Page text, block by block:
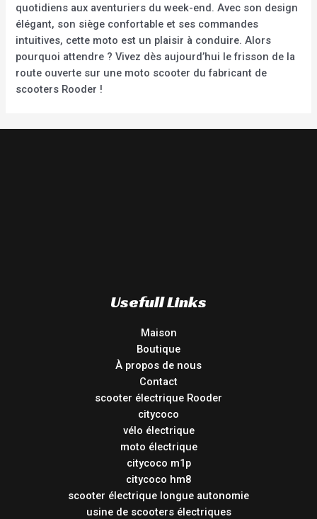
quotidiens aux aventuriers du week-end. Avec son design
élégant, son siège confortable et ses commandes
intuitives, cette moto est un plaisir à conduire. Alors
pourquoi attendre ? Vivez dès aujourd’hui le frisson de la
route ouverte sur une moto scooter du fabricant de
scooters Rooder !
Usefull Links
Maison
Boutique
À propos de nous
Contact
scooter électrique Rooder
citycoco
vélo électrique
moto électrique
citycoco m1p
citycoco hm8
scooter électrique longue autonomie
usine de scooters électriques